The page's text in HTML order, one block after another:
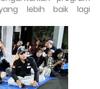
lebih baik lagi